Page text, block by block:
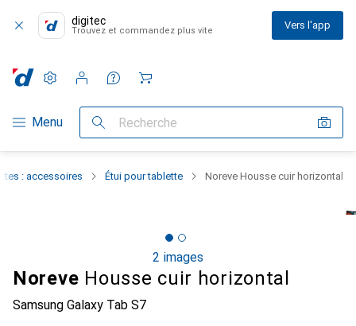
digitec
Trouvez et commandez plus vite Vers l'app
Navigation par catégorie
Menu Recherche
Paramètres
Compte client
Listes de comparaison
Listes d'envies
Panier
: accessoires Étui pour tablette Noreve Housse cuir horizontal
2 images
Noreve Housse cuir horizontal
Samsung Galaxy Tab S7